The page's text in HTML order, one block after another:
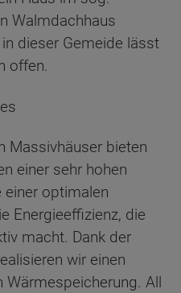
Walmdachhaus
dieser Gemeide lässt
offen.
Massivhäuser bieten
einer sehr hohen
optimalen
Energieeffizienz, die
macht. Dank der
wir einen
Wärmespeicherung. All